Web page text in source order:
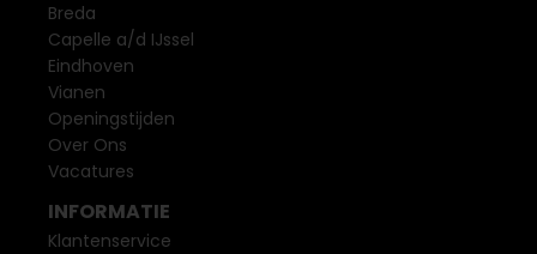
Breda
Capelle a/d IJssel
Eindhoven
Vianen
Openingstijden
Over Ons
Vacatures
INFORMATIE
Klantenservice